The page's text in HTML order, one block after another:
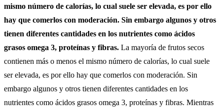
mismo número de calorías, lo cual suele ser elevada, es por ello
hay que comerlos con moderación. Sin embargo algunos y otros
tienen diferentes cantidades en los nutrientes como ácidos
grasos omega 3, proteínas y fibras. La mayoría de frutos secos
contienen más o menos el mismo número de calorías, lo cual suele
ser elevada, es por ello hay que comerlos con moderación. Sin
embargo algunos y otros tienen diferentes cantidades en los
nutrientes como ácidos grasos omega 3, proteínas y fibras. Mientras